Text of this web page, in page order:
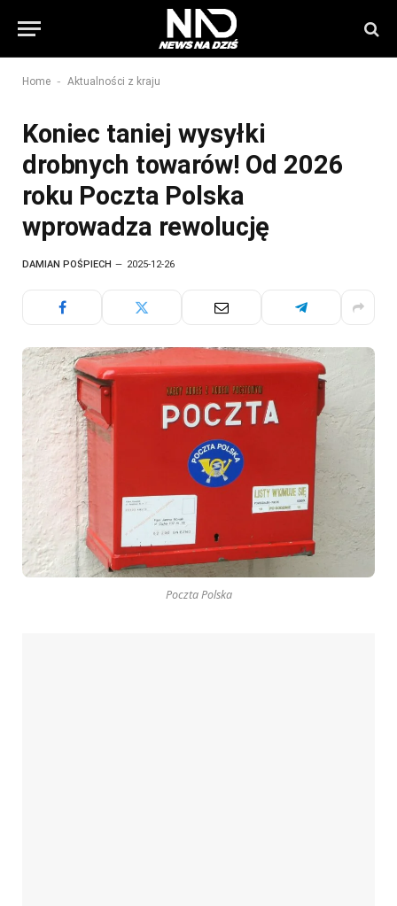
Home - Aktualności z kraju
Koniec taniej wysyłki
drobnych towarów! Od 2026
roku Poczta Polska
wprowadza rewolucję
DAMIAN POŚPIECH 2025-12-26
Poczta Polska